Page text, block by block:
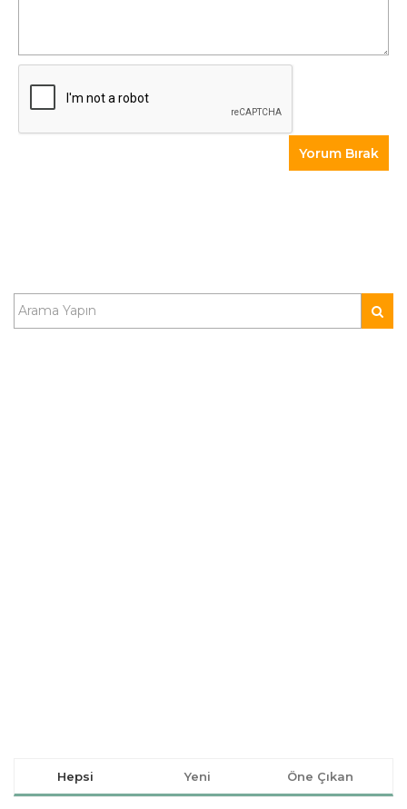
Hepsi Yeni Öne Çıkan